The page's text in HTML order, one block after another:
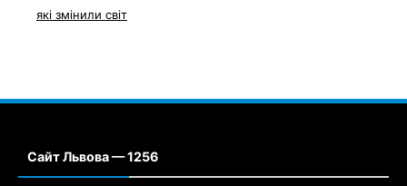
які змінили світ
Сайт Львова — 1256